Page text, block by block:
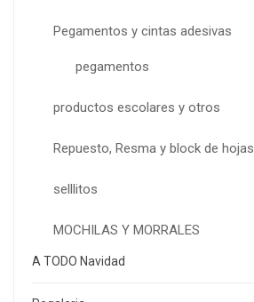
Pegamentos y cintas adesivas
pegamentos
productos escolares y otros
Repuesto, Resma y block de hojas
selllitos
MOCHILAS Y MORRALES
A TODO Navidad